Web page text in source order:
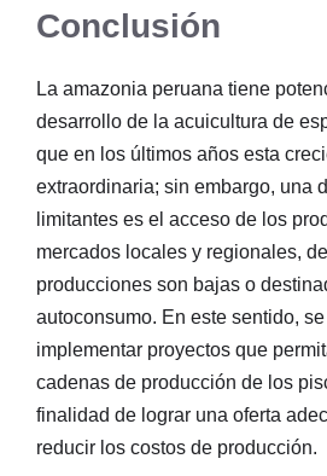
Conclusión
La amazonia peruana tiene
desarrollo de la acuicultura de
que en los últimos años esta
extraordinaria; sin embargo, una
limitantes es el acceso de los
mercados locales y regionales,
producciones son bajas o
autoconsumo. En este sentido,
implementar proyectos que
cadenas de producción de los
finalidad de lograr una oferta
reducir los costos de producción.